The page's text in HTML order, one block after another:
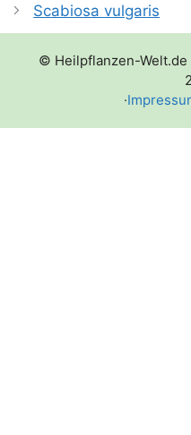
Scabiosa vulgaris
© Heilpflanzen-
·